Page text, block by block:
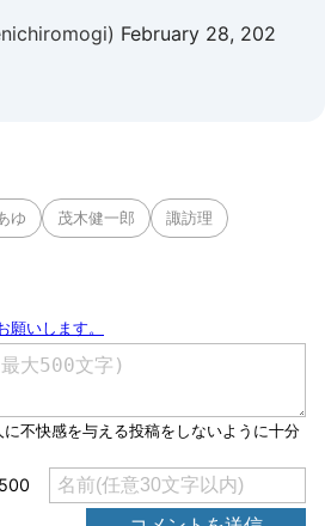
February 28, 202
ゆ 茂木健一郎 諏訪理